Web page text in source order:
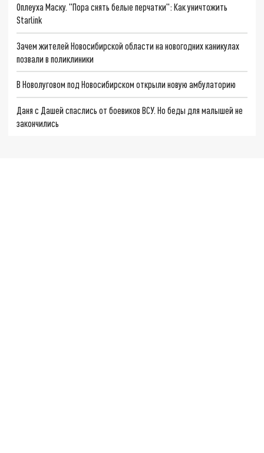
Оплеуха Маску. "Пора снять белые перчатки": Как уничтожить
Starlink
Зачем жителей Новосибирской области на новогодних каникулах
позвали в поликлиники
В Новолуговом под Новосибирском открыли новую амбулаторию
Даня с Дашей спаслись от боевиков ВСУ. Но беды для малышей не
закончились